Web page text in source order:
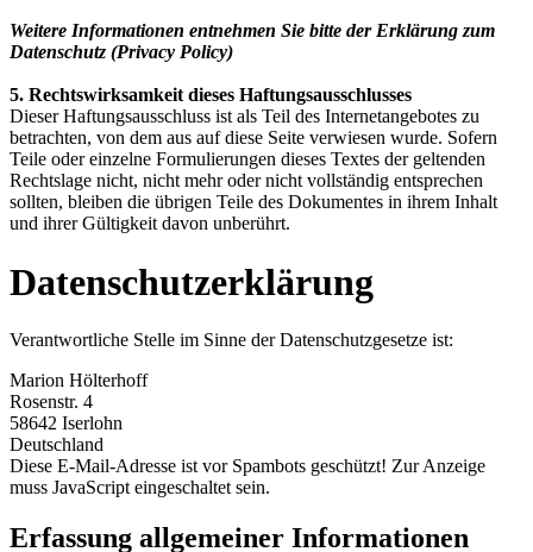
Weitere Informationen entnehmen Sie bitte der Erklärung zum
Datenschutz (Privacy Policy)
5. Rechtswirksamkeit dieses Haftungsausschlusses
Dieser Haftungsausschluss ist als Teil des Internetangebotes zu
betrachten, von dem aus auf diese Seite verwiesen wurde. Sofern
Teile oder einzelne Formulierungen dieses Textes der geltenden
Rechtslage nicht, nicht mehr oder nicht vollständig entsprechen
sollten, bleiben die übrigen Teile des Dokumentes in ihrem Inhalt
und ihrer Gültigkeit davon unberührt.
Datenschutzerklärung
Verantwortliche Stelle im Sinne der Datenschutzgesetze ist:
Marion Hölterhoff
Rosenstr. 4
58642 Iserlohn
Deutschland
Diese E-Mail-Adresse ist vor Spambots geschützt! Zur Anzeige
muss JavaScript eingeschaltet sein.
Erfassung allgemeiner Informationen